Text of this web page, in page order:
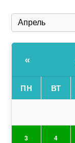
«
ПН ВТ
3 4